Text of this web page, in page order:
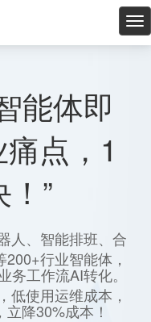
星
能体即
点，1
”
人、智能排班、合
200+行业智能体，
务工作流AI转化。
低使用运维成本，
降30%成本！